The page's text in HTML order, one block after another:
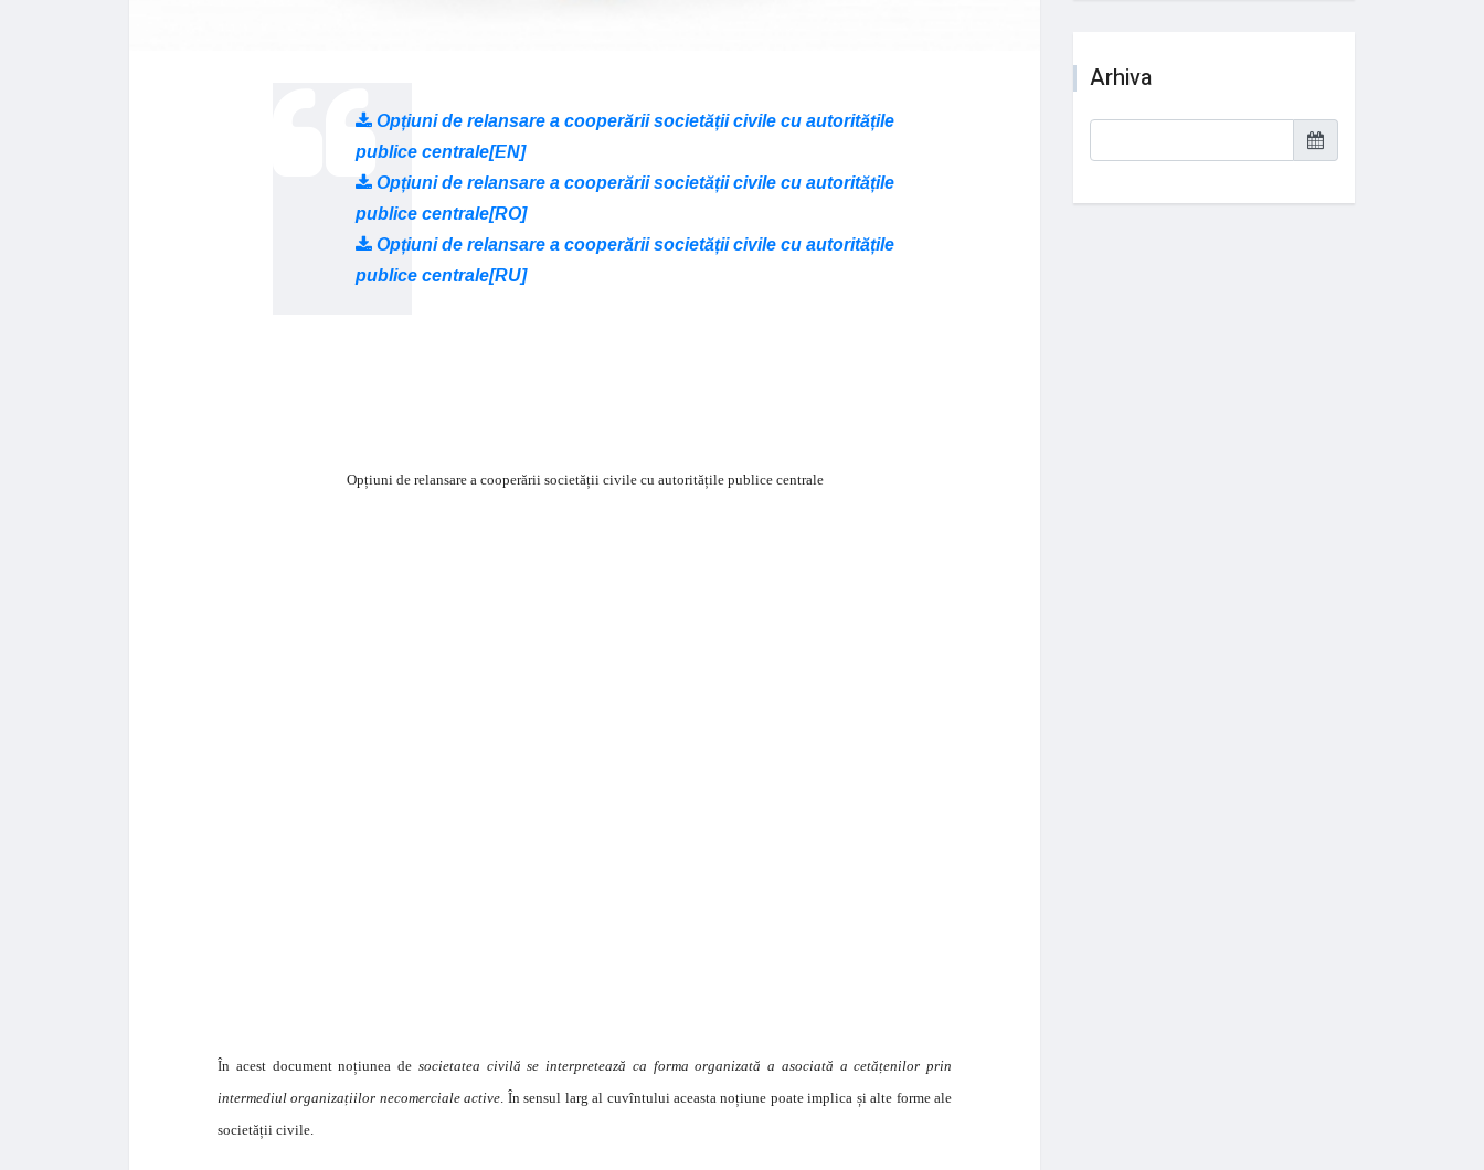
Opțiuni de relansare a cooperării societății civile cu autoritățile
publice centrale[EN]
Opțiuni de relansare a cooperării societății civile cu autoritățile
publice centrale[RO]
Opțiuni de relansare a cooperării societății civile cu autoritățile
publice centrale[RU]
Opțiuni de relansare a cooperării societății civile cu autoritățile publice centrale
În acest document noțiunea de societatea civilă se interpretează ca forma organizată a asociată a cetățenilor prin
intermediul organizațiilor necomerciale active. În sensul larg al cuvîntului aceasta noțiune poate implica și alte forme ale
societății civile.
Arhiva